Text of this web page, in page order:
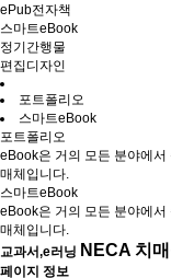
ePub전자책
스마트eBook
정기간행물
편집디자인
포트폴리오
스마트eBook
포트폴리오
eBook은 거의 모든 분야에
매체입니다.
스마트eBook
eBook은 거의 모든 분야에
매체입니다.
교과서,e러닝 NECA 치
페이지 정보